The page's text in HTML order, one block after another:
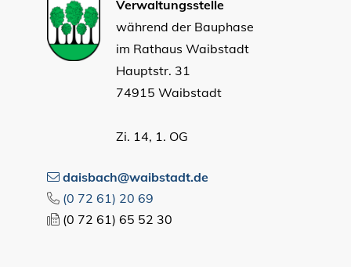
Verwaltungsstelle
während der Bauphase
im Rathaus Waibstadt
Hauptstr. 31
74915 Waibstadt
Zi. 14, 1. OG
daisbach@waibstadt.de
(0 72 61) 20 69
(0 72 61) 65 52 30